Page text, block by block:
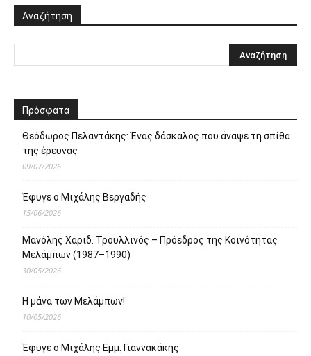
Αναζήτηση
Πρόσφατα
Θεόδωρος Πελαντάκης: Ένας δάσκαλος που άναψε τη σπίθα
της έρευνας
09/07/2026
Έφυγε ο Μιχάλης Βεργαδής
15/06/2026
Μανόλης Χαριδ. Τρουλλινός – Πρόεδρος της Κοινότητας
Μελάμπων (1987–1990)
30/05/2026
Η μάνα των Μελάμπων!
10/05/2026
Έφυγε ο Μιχάλης Εμμ. Γιαννακάκης